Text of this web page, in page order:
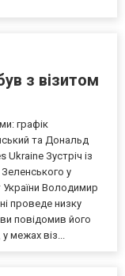
з візитом
графік
та Дональд
Зустріч із
у
України Володимир
проведе низку
повідомив його
межах віз...